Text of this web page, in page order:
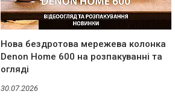
Нова бездротова мережева колонка
Denon Home 600 на розпакуванні та
огляді
30.07.2026